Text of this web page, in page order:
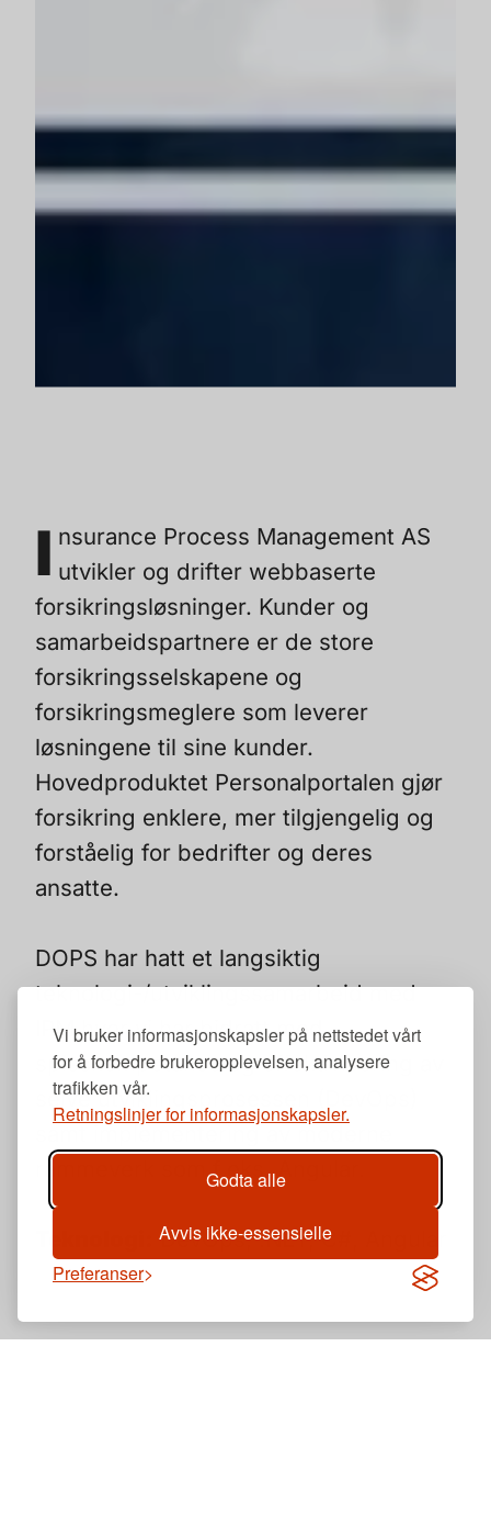
Vi bruker informasjonskapsler på nettstedet vårt
for å forbedre brukeropplevelsen, analysere
trafikken vår.
Retningslinjer for informasjonskapsler.
Godta alle
Avvis ikke-essensielle
Preferanser
I nsurance Process Management AS
utvikler og drifter webbaserte
forsikringsløsninger. Kunder og
samarbeidspartnere er de store
forsikringsselskapene og
forsikringsmeglere som leverer
løsningene til sine kunder.
Hovedproduktet Personalportalen gjør
forsikring enklere, mer tilgjengelig og
forståelig for bedrifter og deres
ansatte.
DOPS har hatt et langsiktig
teknologi-/utviklingssamarbeid med
IPM hvor vi har bidratt med
spisskompetanse og effektivisering av
selve utviklingsprosessen (DevOps)
samt implementering av moderne
rammeverk som f.eks. Angular.
DevOps, .NET, C#, Angular